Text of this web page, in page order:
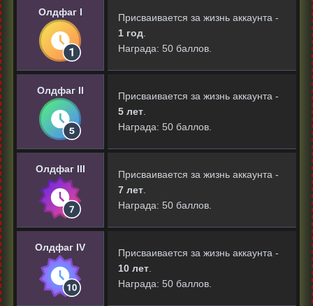
Олдфаг I
Присваивается за жизнь аккаунта -
1 год
Награда: 50 баллов.
Олдфаг II
Присваивается за жизнь аккаунта -
5 лет
Награда: 50 баллов.
Олдфаг III
Присваивается за жизнь аккаунта -
7 лет
Награда: 50 баллов.
Олдфаг IV
Присваивается за жизнь аккаунта -
10 лет
Награда: 50 баллов.